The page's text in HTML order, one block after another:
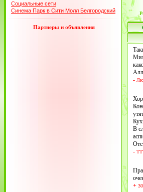
Социальные сети
Синема Парк в Сити Молл Белгородский
Партнеры и объявления
-
В
-
+